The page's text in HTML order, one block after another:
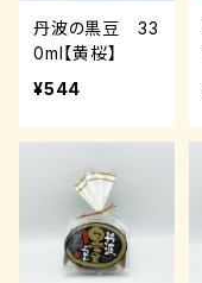
丹波の黒豆 33
0ml【黄桜】
¥544